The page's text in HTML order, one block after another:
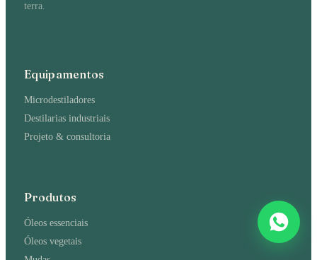
terra.
Equipamentos
Microdestiladores
Destilarias industriais
Projeto & consultoria
Produtos
Óleos essenciais
Óleos vegetais